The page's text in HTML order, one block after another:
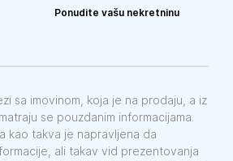
Ponudite vašu nekretninu
sa imovinom, koja je na prodaju, a iz
se pouzdanim informacijama.
kao takva je napravljena da
ali takav vid prezentovanja